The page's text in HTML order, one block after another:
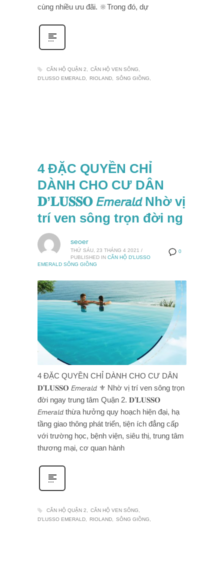
cùng nhiều ưu đãi. 🔆Trong đó, dự
CĂN HỘ QUẬN 2
CĂN HỘ VEN SÔNG
D'LUSSO EMERALD
RIOLAND SÔNG GIỒNG
4 ĐẶC QUYỀN CHỈ
DÀNH CHO CƯ DÂN
𝐃’𝐋𝐔𝐒𝐒𝐎 𝘌𝘮𝘦𝘳𝘢𝘭𝘥 Nhờ vị
trí ven sông trọn đời ng
0
seoer
THỨ SÁU, 23 THÁNG 4 2021 /
PUBLISHED IN CĂN HỘ D'LUSSO
EMERALD SÔNG GIỒNG
4 ĐẶC QUYỀN CHỈ DÀNH CHO CƯ DÂN
𝐃’𝐋𝐔𝐒𝐒𝐎 𝘌𝘮𝘦𝘳𝘢𝘭𝘥 ⚜️ Nhờ vị trí ven sông trọn
đời ngay trung tâm Quận 2. 𝐃’𝐋𝐔𝐒𝐒𝐎
𝘌𝘮𝘦𝘳𝘢𝘭𝘥 thừa hưởng quy hoạch hiện đại, hạ
tầng giao thông phát triển, tiện ích đẳng cấp
với trường học, bệnh viện, siêu thị, trung tâm
thương mại, cơ quan hành
CĂN HỘ QUẬN 2
CĂN HỘ VEN SÔNG
D'LUSSO EMERALD
RIOLAND SÔNG GIỒNG